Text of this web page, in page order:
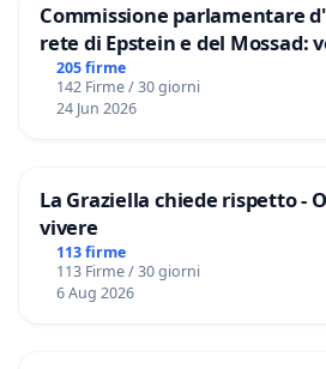
Commissione parlamentare
rete di Epstein e del Mossad:
Files
205 firme
142 Firme / 30 giorni
24 Jun 2026
La Graziella chiede rispetto -
vivere
113 firme
113 Firme / 30 giorni
6 Aug 2026